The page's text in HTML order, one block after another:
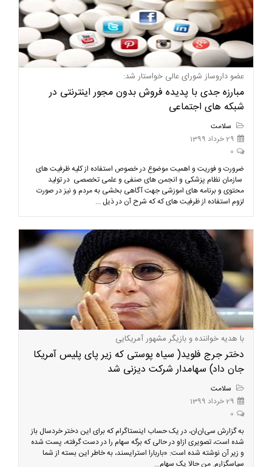
عضو داروساز شورای عالی خواستار شد:
مبارزه جدی با پدیده فروش بدون مجور اینترنتی در
شبکه های اجتماعی
سلامت
29 خرداد 1399
0
ضرورت و فوریت و اهمیت موضوع در خصوص استفاده از کلیه ظرفیت های
سازمان نظام پزشکی و انجمن های صنفی و علمی تخصصی در تولید
محتوی و برنامه های اموزشی جهت آگاهی بخشی به مردم و نیز در صورت
لزوم استفاده از ظرفیت های که که شرح آن در ذیل ...
با هدیه خواننده و بازیگر مشهور آمریکایی
دختر جرج فلوید( سیاه پوستی که زیر پای پلیس آمریکا
جان داد) سهامدار شرکت دیزنی شد
سلامت
29 خرداد 1399
0
به گزارش سی‌ان‌ان، در یک حساب اینستاگرام که برای این دختر خردسال باز
شده است، تصویری ازاو در حالی که برگه سهام را در دست گرفته، پست شده
و زیر آن نوشته شده است: «باربارا استرایسند، به خاطر این بسته از شما
سپاسگزارم. من حالا یک سهام...